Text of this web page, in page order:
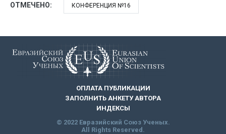
ОТМЕЧЕНО: КОНФЕРЕНЦИЯ №16
ОПЛАТА ПУБЛИКАЦИИ
ЗАПОЛНИТЬ АНКЕТУ АВТОРА
ИНДЕКСЫ
© 2022 Евразийский Союз Ученых.
All Rights Reserved.